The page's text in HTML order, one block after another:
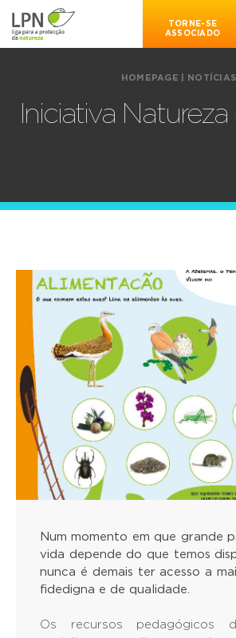
TORNE-SE
ASSOCIADO
HOMEPAGE NOTÍCIAS
Iniciativa
Num momento em que grande
vida depende do que temos
nunca é demais ter acesso a
fidedigna e de qualidade.
Os recursos pedagógicos